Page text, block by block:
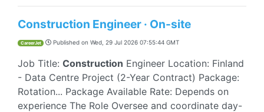
Construction Engineer · On-site
CareerJet Published on Wed, 29 Jul 2026 07:55:44 GMT
Job Title: Construction Engineer Location: Finland
- Data Centre Project (2-Year Contract) Package:
Rotation... Package Available Rate: Depends on
experience The Role Oversee and coordinate day-